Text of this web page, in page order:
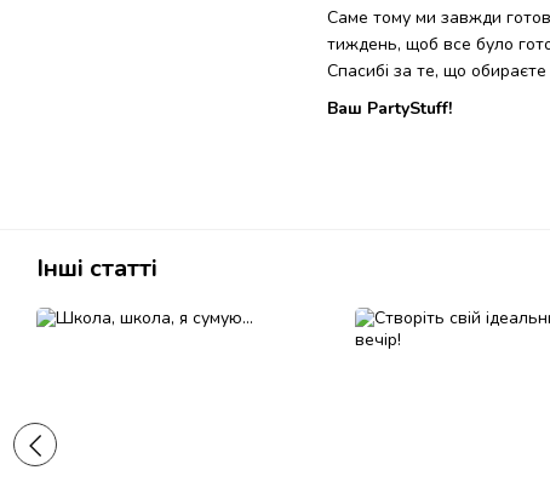
Саме тому ми завжди
тиждень, щоб все було
Спасибі за те, що обираєте
Ваш PartyStuff!
Інші статті